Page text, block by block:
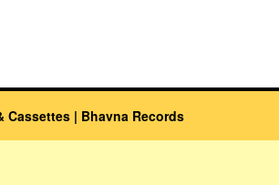
Cassettes | Bhavna Records